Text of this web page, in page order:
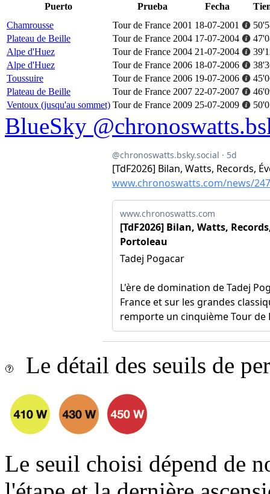
Puerto Prueba Fecha
Chamrousse
Tour de France 2001 18-07-2001
Plateau de Beille
Tour de France 2004 17-07-2004
Alpe d'Huez
Tour de France 2004 21-07-2004
Alpe d'Huez
Tour de France 2006 18-07-2006
Toussuire
Tour de France 2006 19-07-2006
Plateau de Beille
Tour de France 2007 22-07-2007
Ventoux (jusqu'au sommet) Tour de France 2009 25-07-2009
BlueSky
Le détail des seuils de
Le seuil choisi dépend de